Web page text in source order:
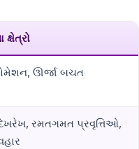
ઊર્જા બચત
રમતગમત પ્રવૃત્તિઓ,